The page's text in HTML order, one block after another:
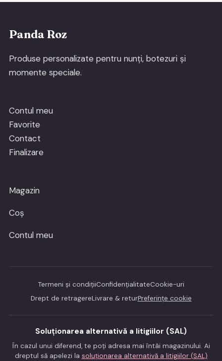
Panda Roz
Produse personalizate pentru nunți, botezuri și
momente speciale.
Contul meu
Favorite
Contact
Finalizare
Magazin
Coș
Contul meu
Termeni și condițiiConfidențialitateCookie-uri
Drept de retragereLivrare & returPreferințe cookie
Soluționarea alternativă a litigiilor (SAL)
În cazul unui diferend, te poți adresa mai întâi magazinului. Ai
dreptul să apelezi la soluționarea alternativă a litigiilor (SAL)